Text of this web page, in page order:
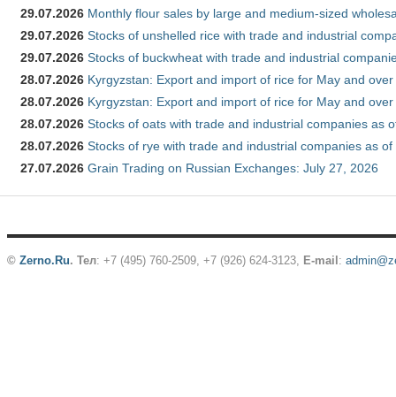
29.07.2026 Monthly flour sales by large and medium-sized
29.07.2026 Stocks of unshelled rice with trade and industrial
29.07.2026 Stocks of buckwheat with trade and industrial
28.07.2026 Kyrgyzstan: Export and import of rice for May and
28.07.2026 Kyrgyzstan: Export and import of rice for May and
28.07.2026 Stocks of oats with trade and industrial companies as
28.07.2026 Stocks of rye with trade and industrial companies as
27.07.2026 Grain Trading on Russian Exchanges: July 27, 2026
© Zerno.Ru. Тел: +7 (495) 760-2509, +7 (926) 624-3123, E-mail :